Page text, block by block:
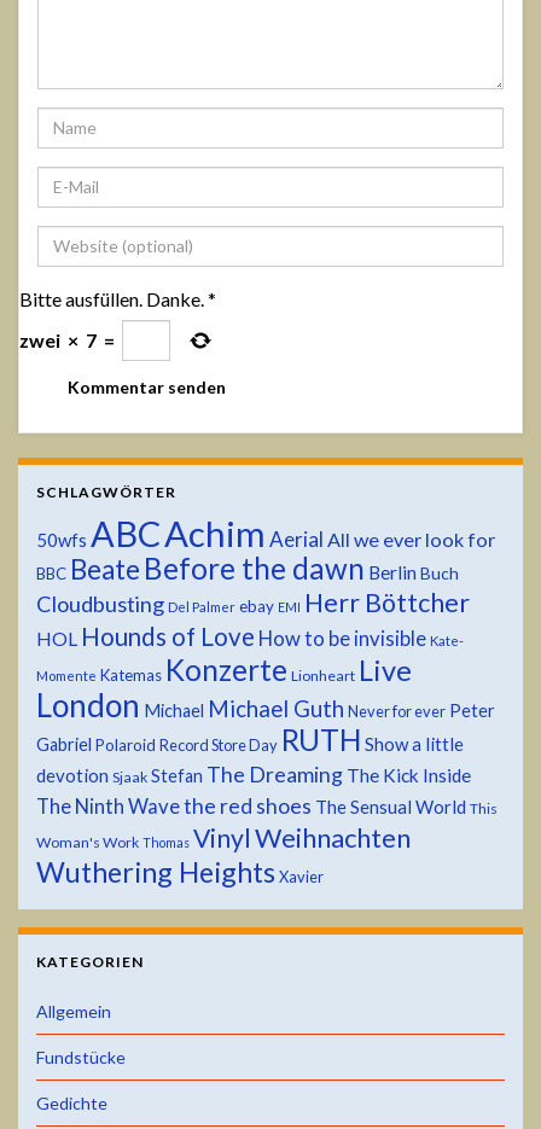
Bitte ausfüllen. Danke.*
zwei × 7 =
SCHLAGWÖRTER
50wfs ABCAchim Aerial All we ever look for
BBC Beate Before the dawn Berlin Buch
Cloudbusting Del Palmer ebay EMI Herr Böttcher
HOL Hounds of Love How to be invisible Kate-
Momente Katemas Konzerte Lionheart Live
London Michael Michael Guth Never for ever Peter
Gabriel Polaroid Record Store Day RUTH Show a little
devotion Sjaak Stefan The Dreaming The Kick Inside
The Ninth Wavethe red shoes The Sensual World This
Woman's Work Thomas VinylWeihnachten
Wuthering Heights Xavier
KATEGORIEN
Allgemein
Fundstücke
Gedichte